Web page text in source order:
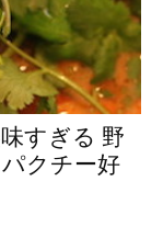
すぎる 野
クチー好